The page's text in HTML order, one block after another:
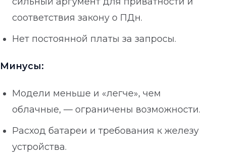
соответствия закону о ПДн.
Нет постоянной платы за запросы.
Минусы:
Модели меньше и «легче», чем
облачные, — ограничены возможности.
Расход батареи и требования к железу
устройства.